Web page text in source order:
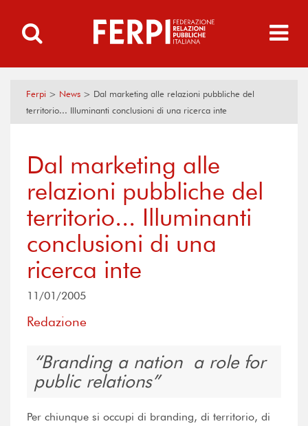
Ferpi > News > Dal marketing alle relazioni pubbliche del
territorio... Illuminanti conclusioni di una ricerca inte
Dal marketing alle
relazioni pubbliche del
territorio... Illuminanti
conclusioni di una
ricerca inte
11/01/2005
Redazione
Branding a nation  a role for
public relations
Per chiunque si occupi di branding, di territorio, di